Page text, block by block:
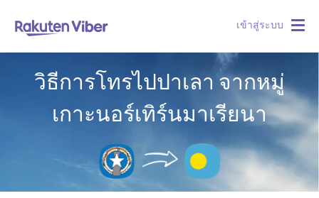
เข้าสู่ระบบ
วิธีการโทรไปปาเลา จากหมู่
เกาะนอร์เทิร์นมาเรียนา